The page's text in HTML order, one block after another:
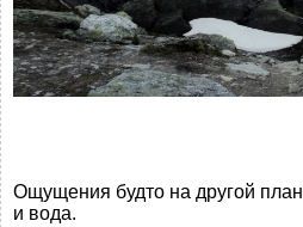
Ощущения будто на другой
и вода.